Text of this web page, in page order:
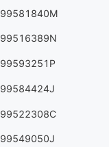
99581840M
99516389N
99593251P
99584424J
99522308C
99549050J